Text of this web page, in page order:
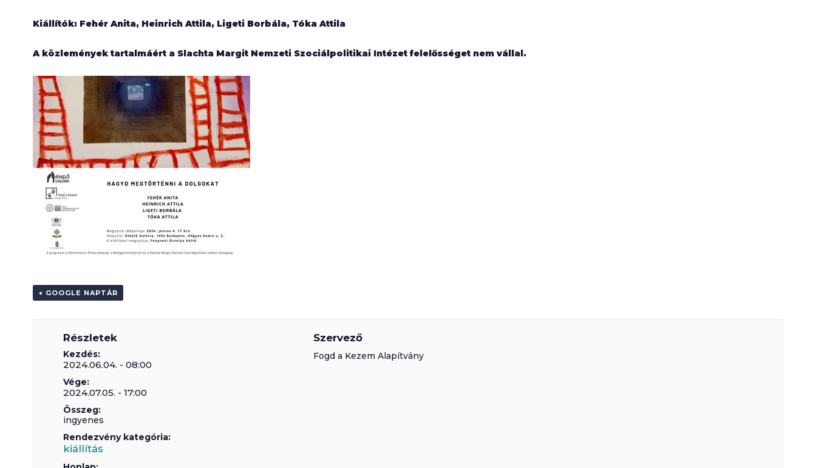
Kiállítók: Fehér Anita, Heinrich Attila, Ligeti Borbála, Tóka Attila
A közlemények tartalmáért a Slachta Margit Nemzeti Szociálpolitikai Intézet felelősséget nem vállal.
+ GOOGLE NAPTÁR
Részletek
Kezdés:
2024.06.04. - 08:00
Vége:
2024.07.05. - 17:00
Összeg:
ingyenes
Rendezvény kategória:
kiállítás
Szervező
Fogd a Kezem Alapítvány